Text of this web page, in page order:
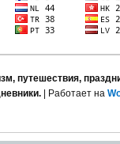
путешествия,
| Работает на